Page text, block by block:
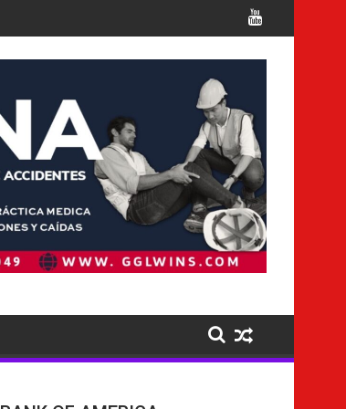
Italia confirma la muerte de 7 nacionales